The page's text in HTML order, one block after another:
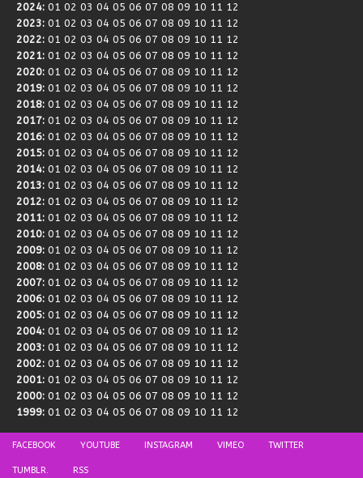
2024: 01 02 03 04 05 06 07 08 09 10 11 12
2023: 01 02 03 04 05 06 07 08 09 10 11 12
2022: 01 02 03 04 05 06 07 08 09 10 11 12
2021: 01 02 03 04 05 06 07 08 09 10 11 12
2020: 01 02 03 04 05 06 07 08 09 10 11 12
2019: 01 02 03 04 05 06 07 08 09 10 11 12
2018: 01 02 03 04 05 06 07 08 09 10 11 12
2017: 01 02 03 04 05 06 07 08 09 10 11 12
2016: 01 02 03 04 05 06 07 08 09 10 11 12
2015: 01 02 03 04 05 06 07 08 09 10 11 12
2014: 01 02 03 04 05 06 07 08 09 10 11 12
2013: 01 02 03 04 05 06 07 08 09 10 11 12
2012: 01 02 03 04 05 06 07 08 09 10 11 12
2011: 01 02 03 04 05 06 07 08 09 10 11 12
2010: 01 02 03 04 05 06 07 08 09 10 11 12
2009: 01 02 03 04 05 06 07 08 09 10 11 12
2008: 01 02 03 04 05 06 07 08 09 10 11 12
2007: 01 02 03 04 05 06 07 08 09 10 11 12
2006: 01 02 03 04 05 06 07 08 09 10 11 12
2005: 01 02 03 04 05 06 07 08 09 10 11 12
2004: 01 02 03 04 05 06 07 08 09 10 11 12
2003: 01 02 03 04 05 06 07 08 09 10 11 12
2002: 01 02 03 04 05 06 07 08 09 10 11 12
2001: 01 02 03 04 05 06 07 08 09 10 11 12
2000: 01 02 03 04 05 06 07 08 09 10 11 12
1999: 01 02 03 04 05 06 07 08 09 10 11 12
FACEBOOK YOUTUBE INSTAGRAM VIMEO TWITTER
TUMBLR. RSS